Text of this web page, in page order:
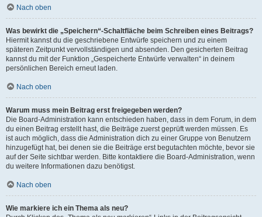
Nach oben
Was bewirkt die „Speichern“-Schaltfläche beim Schreiben eines Beitrags?
Hiermit kannst du die geschriebene Entwürfe speichern und zu einem
späteren Zeitpunkt vervollständigen und absenden. Den gesicherten Beitrag
kannst du mit der Funktion „Gespeicherte Entwürfe verwalten“ in deinem
persönlichen Bereich erneut laden.
Nach oben
Warum muss mein Beitrag erst freigegeben werden?
Die Board-Administration kann entschieden haben, dass in dem Forum, in dem
du einen Beitrag erstellt hast, die Beiträge zuerst geprüft werden müssen. Es
ist auch möglich, dass die Administration dich zu einer Gruppe von Benutzern
hinzugefügt hat, bei denen sie die Beiträge erst begutachten möchte, bevor sie
auf der Seite sichtbar werden. Bitte kontaktiere die Board-Administration, wenn
du weitere Informationen dazu benötigst.
Nach oben
Wie markiere ich ein Thema als neu?